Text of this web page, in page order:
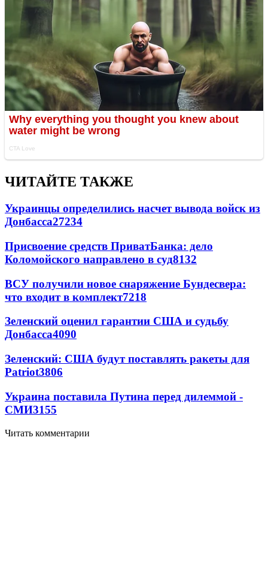
ЧИТАЙТЕ ТАКЖЕ
Украинцы определились насчет вывода войск из
Донбасса27234
Присвоение средств ПриватБанка: дело
Коломойского направлено в суд8132
ВСУ получили новое снаряжение Бундесвера:
что входит в комплект7218
Зеленский оценил гарантии США и судьбу
Донбасса4090
Зеленский: США будут поставлять ракеты для
Patriot3806
Украина поставила Путина перед дилеммой -
СМИ3155
Читать комментарии